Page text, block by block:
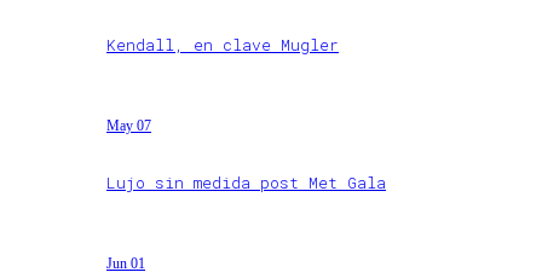
Kendall, en clave Mugler
May 07
Lujo sin medida post Met Gala
Jun 01